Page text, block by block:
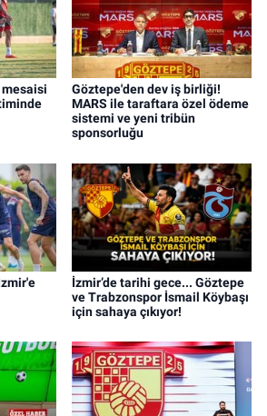
Göztepe'den dev iş birliği!
MARS ile taraftara özel ödeme
sistemi ve yeni tribün
sponsorluğu
İzmir’de tarihi gece... Göztepe
ve Trabzonspor İsmail Köybaşı
için sahaya çıkıyor!